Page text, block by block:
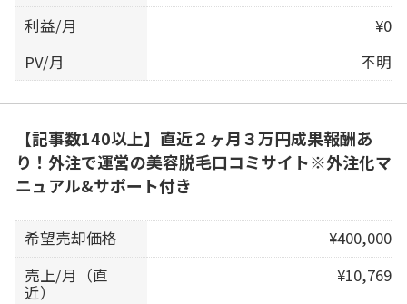
利益/月
¥0
PV/月
不明
【記事数140以上】直近２ヶ月３万円成果報酬あ
り！外注で運営の美容脱毛口コミサイト※外注化マ
ニュアル&サポート付き
希望売却価格
¥400,000
売上/月（直
近）
¥10,769